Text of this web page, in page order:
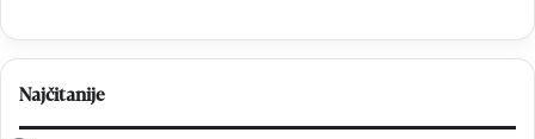
Najčitanije